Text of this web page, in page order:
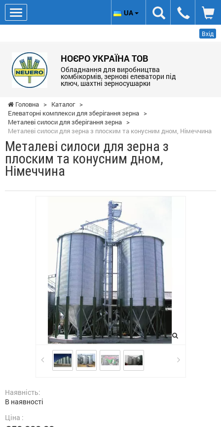
Вхід
НОЄРО УКРАЇНА ТОВ
Обладнання для виробництва
комбікормів, зернові елеватори під
ключ, шахтні зерносушарки
UA
Головна > Каталог >
Елеваторні комплекси для зберігання зерна >
Металеві силоси для зберігання зерна >
Металеві силоси для зерна з плоским та конусним дном, Німеччина
Металеві силоси для зерна з
плоским та конусним дном,
Німеччина
Наявність:
В наявності
Ціна :